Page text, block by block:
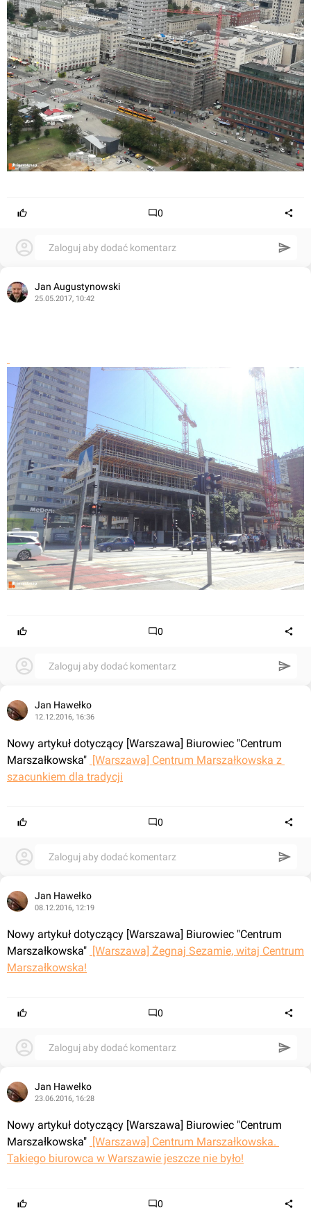
0
Zaloguj aby dodać komentarz
Jan Augustynowski
25.05.2017, 10:42
0
Zaloguj aby dodać komentarz
Jan Hawełko
12.12.2016, 16:36
Nowy artykuł dotyczący [Warszawa] Biurowiec "Centrum
Marszałkowska" [Warszawa] Centrum Marszałkowska z
szacunkiem dla tradycji
0
Zaloguj aby dodać komentarz
Jan Hawełko
08.12.2016, 12:19
Nowy artykuł dotyczący [Warszawa] Biurowiec "Centrum
Marszałkowska" [Warszawa] Żegnaj Sezamie, witaj Centrum
Marszałkowska!
0
Zaloguj aby dodać komentarz
Jan Hawełko
23.06.2016, 16:28
Nowy artykuł dotyczący [Warszawa] Biurowiec "Centrum
Marszałkowska" [Warszawa] Centrum Marszałkowska.
Takiego biurowca w Warszawie jeszcze nie było!
0